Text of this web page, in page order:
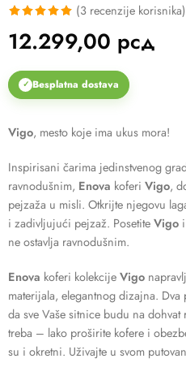
Ocenjeno
5.00od 5
na osnovu
3
ocene kupca
(3 recenzije korisnika)
12.299,00 рсд
✓ Besplatna dostava
Vigo, mesto koje ima ukus mora!
Inspirisani čarima jedinstvenog
ravnodušnim, Enova koferi Vigo,
pejzaža u misli. Otkrijte njegovu
i zadivljujući pejzaž. PosetiteVigo
ne ostavlja ravnodušnim.
Enova koferi kolekcijeVigo
materijala, elegantnog dizajna.
da sve Vaše sitnice budu na
treba – lako proširite kofere i
su i okretni. Uživajte u svom